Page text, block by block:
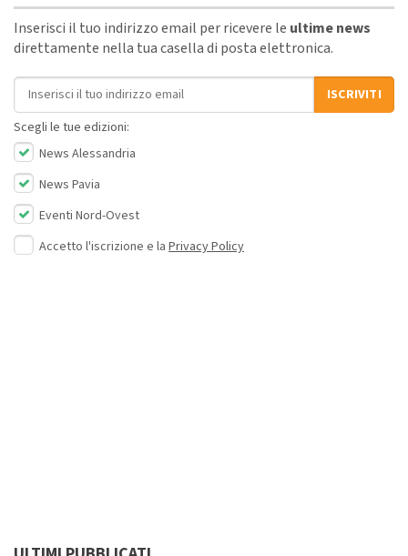
Inserisci il tuo indirizzo email per ricevere le ultime news
direttamente nella tua casella di posta elettronica.
Indirizzo email
ISCRIVITI
Scegli le tue edizioni:
News Alessandria
News Pavia
Eventi Nord-Ovest
Accetto l'iscrizione e la Privacy Policy